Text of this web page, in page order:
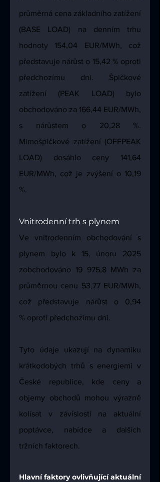
průměrná cena základního zatížení
(BASE LOAD) na denním trhu
hodnoty 154,04 EUR/MWh, což
představuje nárůst o 15,42 % oproti
předchozímu dni. Špičkové
zatížení (PEAK LOAD) bylo
obchodováno za 166,44 EUR/MWh,
s nárůstem o 20,28 %.
Mimošpičkové zatížení (OFFPEAK
LOAD) dosáhlo ceny 141,64
EUR/MWh, což je zvýšení o 10,19
%.
Vnitrodenní trh s plynem
Ve vnitrodenním obchodování s
plynem bylo k 15. únoru 2025
zobchodováno 19 975,8 MWh za
průměrnou cenu 53,77 EUR/MWh,
což představuje nárůst o 0,94
% oproti předchozímu dni.
Tyto údaje ukazují na dynamiku
krátkodobých trhů s energiemi v
České republice, kde ceny a
objemy obchodů mohou výrazně
kolísat v závislosti na aktuální
poptávce, nabídce a dalších
tržních faktorech.
Hlavní faktory ovlivňující aktuální